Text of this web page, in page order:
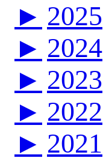
► 2025
► 2024
► 2023
► 2022
► 2021